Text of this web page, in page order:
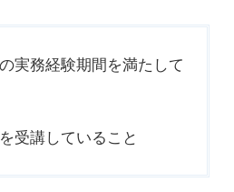
実務経験期間を満たして
受講していること